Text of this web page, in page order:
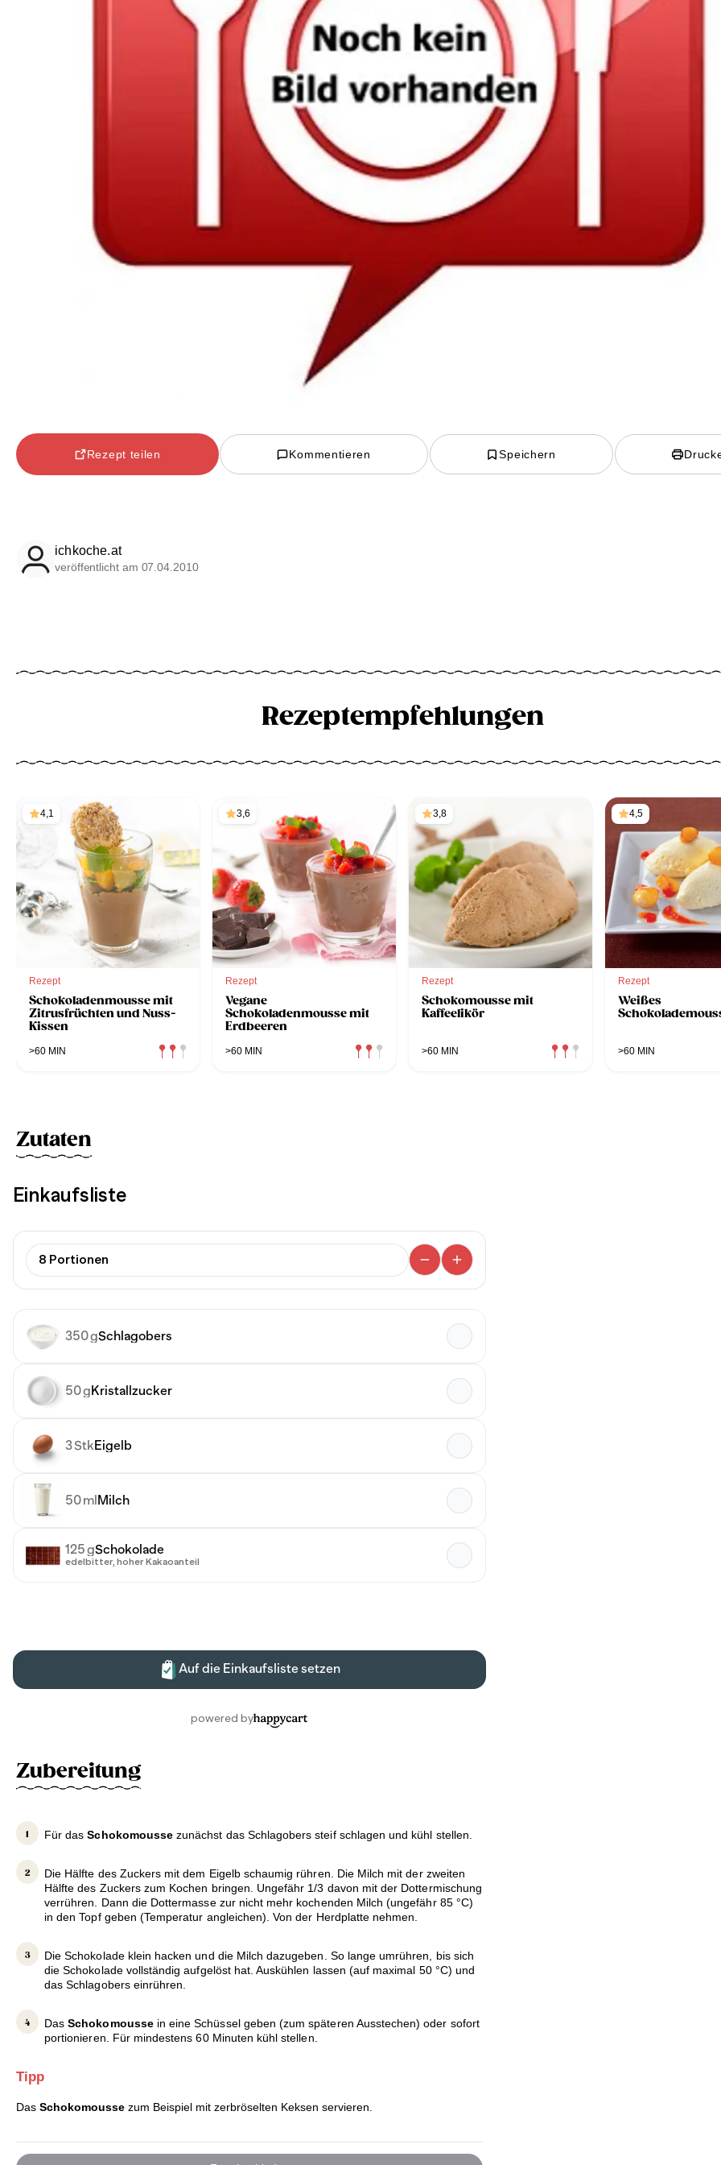
Rezept teilen Kommentieren Speichern
ichkoche.at
veröffentlicht am 07.04.2010
Rezeptempfehlungen
4,1
Rezept
Schokoladenmousse mit
Zitrusfrüchten und Nuss-
Kissen
>60 MIN
3,6
Rezept
Vegane
Schokoladenmousse mit
Erdbeeren
>60 MIN
3,8
Rezept
Schokomousse mit
Kaffeelikör
>60 MIN
4,5
Rezept
Weißes
>60 MIN
Zutaten
Zubereitung
Für dasSchokomousse zunächst das Schlagobers steif schlagen und kühl stellen.
Die Hälfte des Zuckers mit dem Eigelb schaumig rühren. Die Milch mit der zweiten
Hälfte des Zuckers zum Kochen bringen. Ungefähr 1/3 davon mit der Dottermischung
verrühren. Dann die Dottermasse zur nicht mehr kochenden Milch (ungefähr 85 °C)
in den Topf geben (Temperatur angleichen). Von der Herdplatte nehmen.
Die Schokolade klein hacken und die Milch dazugeben. So lange umrühren, bis sich
die Schokolade vollständig aufgelöst hat. Auskühlen lassen (auf maximal 50 °C) und
das Schlagobers einrühren.
DasSchokomoussein eine Schüssel geben (zum späteren Ausstechen) oder sofort
portionieren. Für mindestens 60 Minuten kühl stellen.
Tipp
Das Schokomousse zum Beispiel mit zerbröselten Keksen servieren.